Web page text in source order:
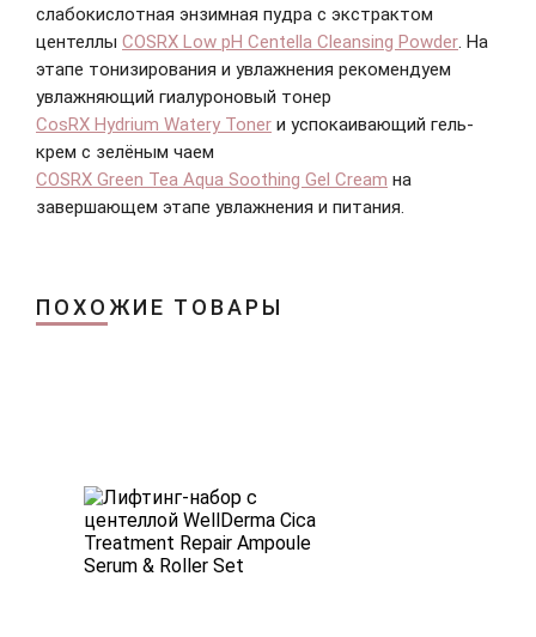
слабокислотная энзимная пудра с экстрактом
центеллы COSRX Low pH Centella Cleansing Powder. На
этапе тонизирования и увлажнения рекомендуем
увлажняющий гиалуроновый тонер
CosRX Hydrium Watery Toner и успокаивающий гель-
крем с зелёным чаем
COSRX Green Tea Aqua Soothing Gel Cream на
завершающем этапе увлажнения и питания.
ПОХОЖИЕ ТОВАРЫ